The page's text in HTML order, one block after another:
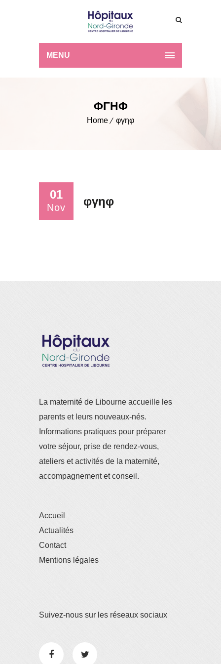
MENU
ΦΓΗΦ
Home φγηφ
01
Nov φγηφ
La maternité de Libourne accueille les
parents et leurs nouveaux-nés.
Informations pratiques pour préparer
votre séjour, prise de rendez-vous,
ateliers et activités de la maternité,
accompagnement et conseil.
Accueil
Actualités
Contact
Mentions légales
Suivez-nous sur les réseaux sociaux